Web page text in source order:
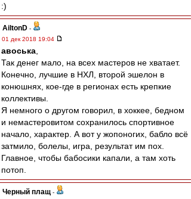
:)
AiltonD -
01 дек 2018 19:04
авоська
Так денег мало, на всех мастеров не хватает.
Конечно, лучшие в НХЛ, второй эшелон в
конюшнях, кое-где в регионах есть крепкие
коллективы.
Я немного о другом говорил, в хоккее, бедном
и немастеровитом сохранилось спортивное
начало, характер. А вот у жопоногих, бабло всё
затмило, болелы, игра, результат им пох.
Главное, чтобы бабосики капали, а там хоть
потоп.
Черный плащ -